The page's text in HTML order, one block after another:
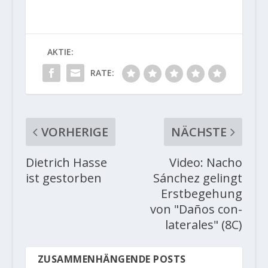
AKTIE:
RATE:
VORHERIGE
Dietrich Hasse
ist gestorben
NÄCHSTE
Video: Nacho
Sánchez gelingt
Erstbegehung
von "Daños con-
laterales" (8C)
ZUSAMMENHÄNGENDE POSTS